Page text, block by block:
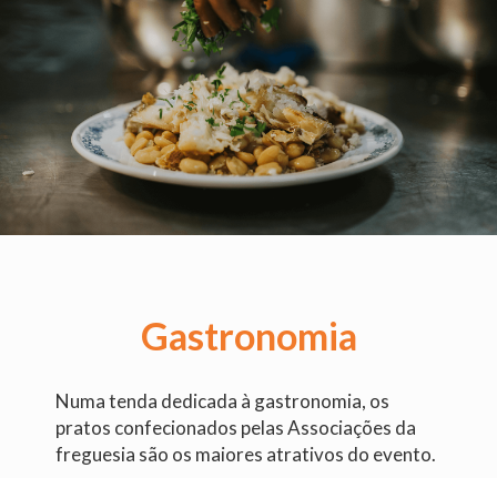
Kamagra
Portugal
sem
receita.
Neste
como
funciona,
Gastronomia
Numa tenda dedicada à gastronomia, os
pratos confecionados pelas Associações da
freguesia são os maiores atrativos do evento.